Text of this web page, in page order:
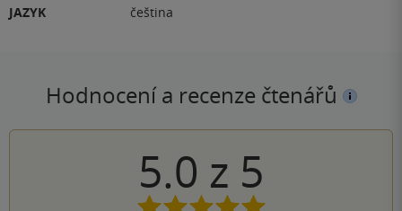
JAZYK
čeština
Hodnocení a recenze čtenářů
5.0 z 5